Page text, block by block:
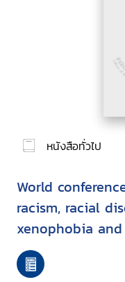
หนังสือทั่วไป
World
racism, racial
xenophobia
intolerance :
programme of